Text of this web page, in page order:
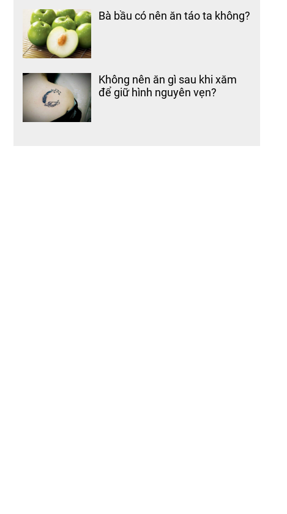
Bà bầu có nên ăn táo ta không?
Không nên ăn gì sau khi xăm
để giữ hình nguyên vẹn?